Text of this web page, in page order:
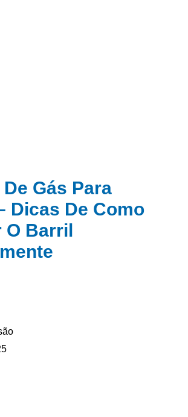
Gás Para
Dicas De Como
O Barril